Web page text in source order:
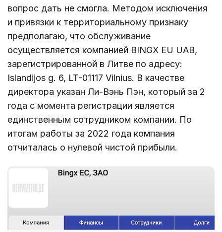
вопрос дать не смогла. Методом исключения
и привязки к территориальному признаку
предполагаю, что обслуживание
осуществляется компанией BINGX EU UAB,
зарегистрированной в Литве по адресу:
Islandijos g. 6, LT-01117 Vilnius. В качестве
директора указан Ли-Вэнь Пэн, который за 2
года с момента регистрации является
единственным сотрудником компании. По
итогам работы за 2022 года компания
отчиталась о нулевой чистой прибыли.